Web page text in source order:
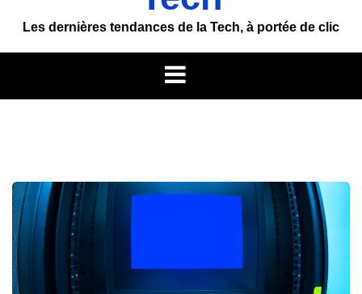
Les dernières tendances de la Tech, à portée de clic